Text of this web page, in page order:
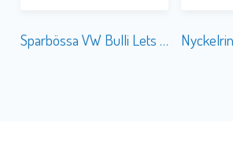
Sparbössa VW Bulli Lets Get Lost